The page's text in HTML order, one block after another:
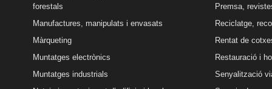
forestals
Manufactures, manipulats i envasats
Màrqueting
Muntatges electrònics
Muntatges industrials
Premsa,
Reciclatge,
Rentat de
Restauració i
Senyalització